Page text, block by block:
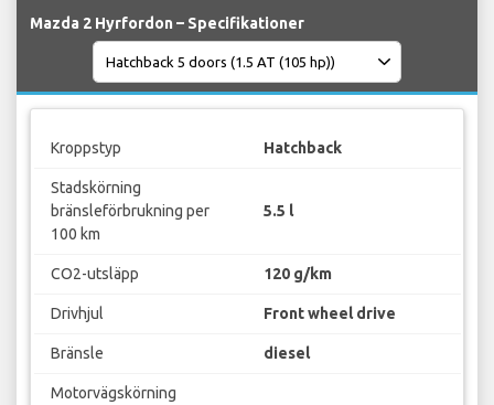
Mazda 2 Hyrfordon – Specifikationer
Kroppstyp Hatchback
Stadskörning
bränsleförbrukning per
100 km
5.5 l
CO2-utsläpp 120 g/km
Drivhjul Front wheel drive
Bränsle diesel
Motorvägskörning